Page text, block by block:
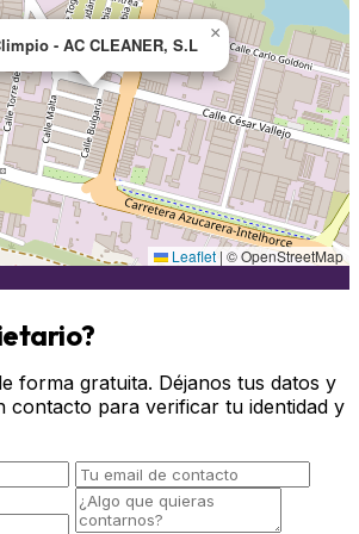
- AC CLEANER, S.L
×
Leaflet | © OpenStreetMap
forma gratuita. Déjanos tus datos y
contacto para verificar tu identidad y